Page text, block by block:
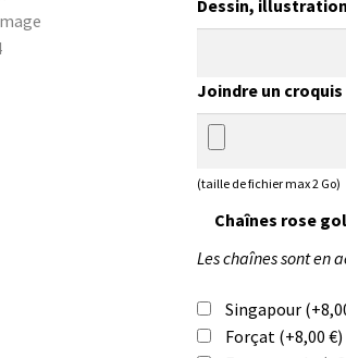
Dessin,
Joindre un
(taille de fichier max 2 Go)
Chaînes rose
Les chaînes sont en
Singapour (+
Forçat (+8,00 €)